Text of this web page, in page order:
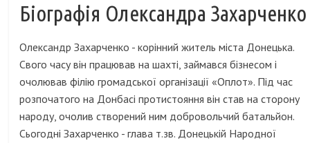
Біографія Олександра Захарченко
Олександр Захарченко - корінний житель міста Донецька.
Свого часу він працював на шахті, займався бізнесом і
очолював філію громадської організації «Оплот». Під час
розпочатого на Донбасі протистояння він став на сторону
народу, очолив створений ним добровольчий батальйон.
Сьогодні Захарченко - глава т.зв. Донецькій Народної